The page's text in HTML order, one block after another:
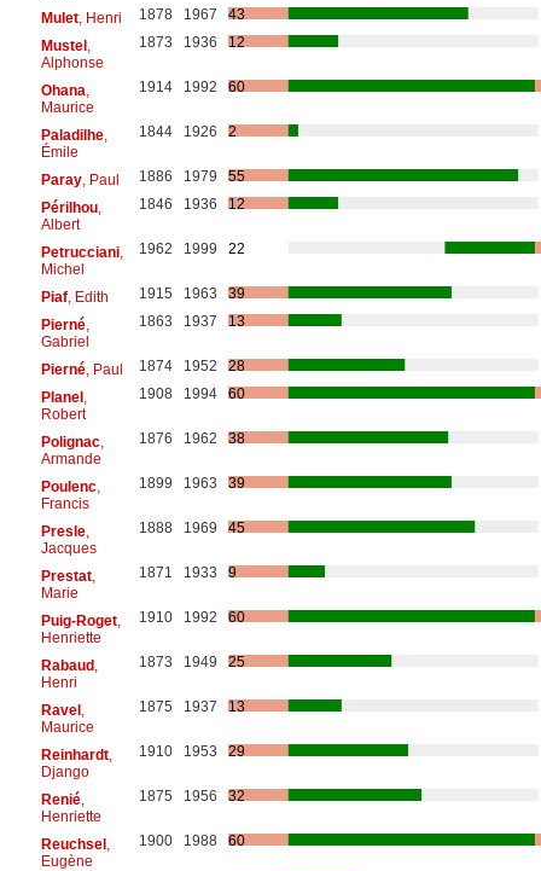
Mulet, Henri 1878 1967
43
Mustel,
Alphonse
1873 1936 12
Ohana
Maurice
1914 1992 60
Paladilhe,
Émile
1844 1926 2
Paray, Paul 1886 1979
55
Périlhou,
Albert
1846 1936 12
Petrucciani,
Michel
1962 1999 22
Piaf, Edith 1915 1963
39
Pierné,
Gabriel
1863 1937 13
Pierné, Paul 1874 1952
28
Planel,
Robert
1908 1994 60
Polignac,
Armande
1876 1962 38
Poulenc,
Francis
1899 1963 39
Presle,
Jacques
1888 1969 45
Prestat,
Marie
1871 1933 9
Puig-Roget,
Henriette
1910 1992 60
Rabaud,
Henri
1873 1949 25
Ravel,
Maurice
1875 1937 13
Reinhardt,
Django
1910 1953 29
Renié,
Henriette
1875 1956 32
Reuchsel,
Eugène
1900 1988 60